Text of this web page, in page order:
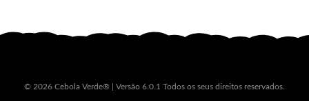
© 2026 Cebola Verde® | Versão 6.0.1 Todos os seus direitos reservados.